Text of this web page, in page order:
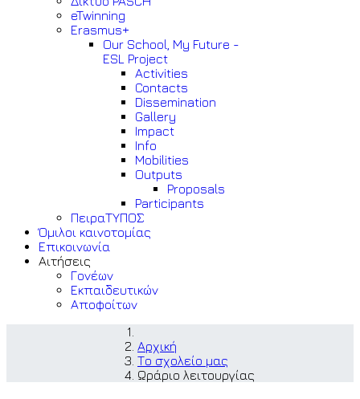
eTwinning
Erasmus+
Our School, My Future -
ESL Project
Activities
Contacts
Dissemination
Gallery
Impact
Info
Mobilities
Outputs
Proposals
Participants
ΠειραΤΥΠΟΣ
Όμιλοι καινοτομίας
Επικοινωνία
Αιτήσεις
Γονέων
Εκπαιδευτικών
Αποφοίτων
Αρχική
Το σχολείο μας
Ωράριο λειτουργίας